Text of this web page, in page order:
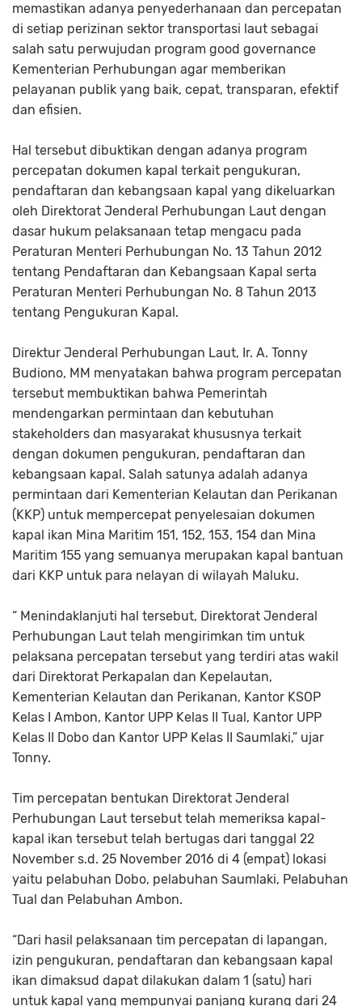
memastikan adanya penyederhanaan dan percepatan
di setiap perizinan sektor transportasi laut sebagai
salah satu perwujudan program good governance
Kementerian Perhubungan agar memberikan
pelayanan publik yang baik, cepat, transparan, efektif
dan efisien.
Hal tersebut dibuktikan dengan adanya program
percepatan dokumen kapal terkait pengukuran,
pendaftaran dan kebangsaan kapal yang dikeluarkan
oleh Direktorat Jenderal Perhubungan Laut dengan
dasar hukum pelaksanaan tetap mengacu pada
Peraturan Menteri Perhubungan No. 13 Tahun 2012
tentang Pendaftaran dan Kebangsaan Kapal serta
Peraturan Menteri Perhubungan No. 8 Tahun 2013
tentang Pengukuran Kapal.
Direktur Jenderal Perhubungan Laut, Ir. A. Tonny
Budiono, MM menyatakan bahwa program percepatan
tersebut membuktikan bahwa Pemerintah
mendengarkan permintaan dan kebutuhan
stakeholders dan masyarakat khususnya terkait
dengan dokumen pengukuran, pendaftaran dan
kebangsaan kapal. Salah satunya adalah adanya
permintaan dari Kementerian Kelautan dan Perikanan
(KKP) untuk mempercepat penyelesaian dokumen
kapal ikan Mina Maritim 151, 152, 153, 154 dan Mina
Maritim 155 yang semuanya merupakan kapal bantuan
dari KKP untuk para nelayan di wilayah Maluku.
“ Menindaklanjuti hal tersebut, Direktorat Jenderal
Perhubungan Laut telah mengirimkan tim untuk
pelaksana percepatan tersebut yang terdiri atas wakil
dari Direktorat Perkapalan dan Kepelautan,
Kementerian Kelautan dan Perikanan, Kantor KSOP
Kelas I Ambon, Kantor UPP Kelas II Tual, Kantor UPP
Kelas II Dobo dan Kantor UPP Kelas II Saumlaki,” ujar
Tonny.
Tim percepatan bentukan Direktorat Jenderal
Perhubungan Laut tersebut telah memeriksa kapal-
kapal ikan tersebut telah bertugas dari tanggal 22
November s.d. 25 November 2016 di 4 (empat) lokasi
yaitu pelabuhan Dobo, pelabuhan Saumlaki, Pelabuhan
Tual dan Pelabuhan Ambon.
“Dari hasil pelaksanaan tim percepatan di lapangan,
izin pengukuran, pendaftaran dan kebangsaan kapal
ikan dimaksud dapat dilakukan dalam 1 (satu) hari
untuk kapal yang mempunyai panjang kurang dari 24